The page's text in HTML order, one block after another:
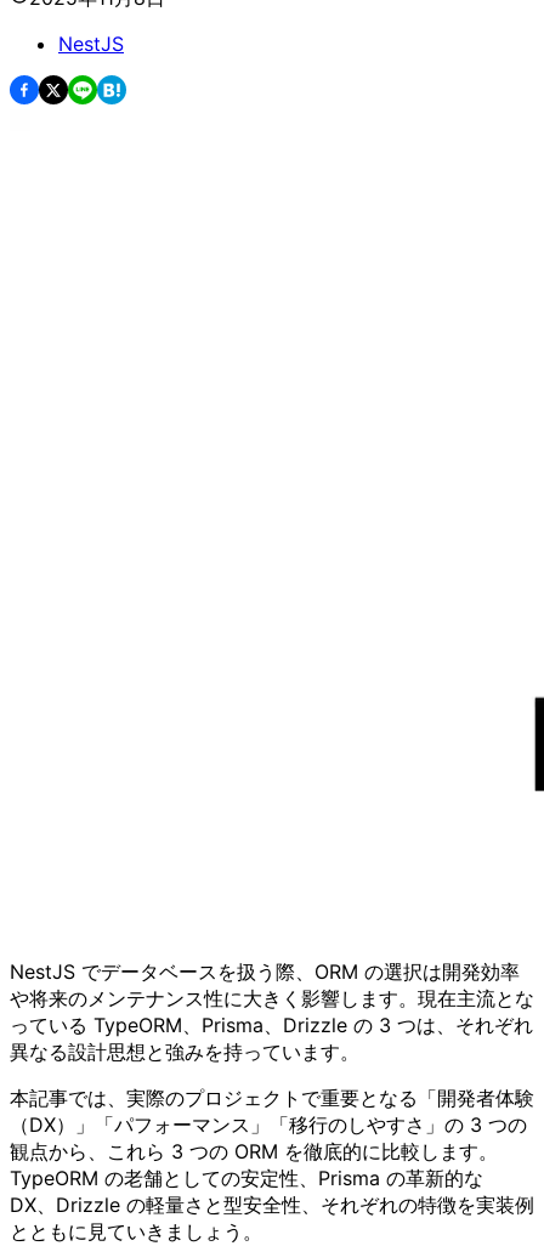
NestJS
NestJS でデータベースを扱う際、ORM の選択は開発効率
や将来のメンテナンス性に大きく影響します。現在主流とな
っている TypeORM、Prisma、Drizzle の 3 つは、それぞれ
異なる設計思想と強みを持っています。
本記事では、実際のプロジェクトで重要となる「開発者体験
（DX）」「パフォーマンス」「移行のしやすさ」の 3 つの
観点から、これら 3 つの ORM を徹底的に比較します。
TypeORM の老舗としての安定性、Prisma の革新的な
DX、Drizzle の軽量さと型安全性、それぞれの特徴を実装例
とともに見ていきましょう。